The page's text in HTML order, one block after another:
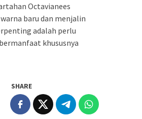
Octavianees
baru dan menjalin
adalah perlu
khususnya
SHARE